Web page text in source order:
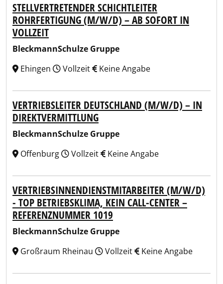
STELLVERTRETENDER SCHICHTLEITER
ROHRFERTIGUNG (M/W/D) – AB SOFORT IN
VOLLZEIT
BleckmannSchulze Gruppe
Ehingen
Vollzeit Keine Angabe
VERTRIEBSLEITER DEUTSCHLAND (M/W/D) – IN
DIREKTVERMITTLUNG
BleckmannSchulze Gruppe
Offenburg
Vollzeit Keine Angabe
VERTRIEBSINNENDIENSTMITARBEITER (M/W/D)
- TOP BETRIEBSKLIMA, KEIN CALL-CENTER –
REFERENZNUMMER 1019
BleckmannSchulze Gruppe
Großraum Rheinau
Vollzeit Keine Angabe